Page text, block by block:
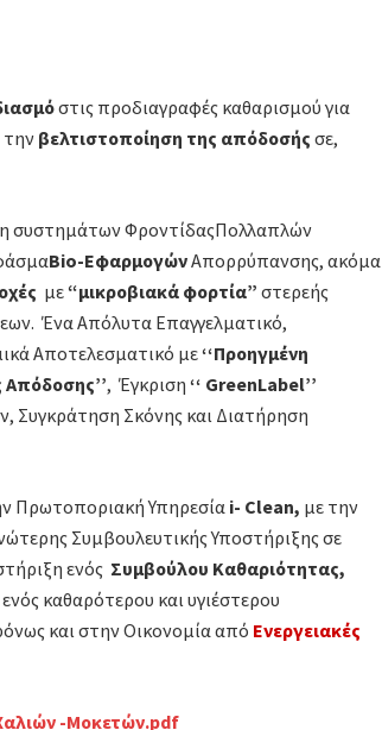
στις προδιαγραφές καθαρισμού για
την βελτιστοποίηση της απόδοσής σε,
συστημάτων ΦροντίδαςΠολλαπλών
Bio-ΕφαρμογώνΑπορρύπανσης, ακόμα
με “μικροβιακά φορτία” στερεής
Ένα Απόλυτα Επαγγελματικό,
Αποτελεσματικό με‘‘Προηγμένη
Απόδοσης’’, Έγκριση ‘‘ GreenLabel’’
Συγκράτηση Σκόνης και Διατήρηση
Πρωτοποριακή Υπηρεσία i- Clean, με την
Συμβουλευτικής Υποστήριξης σε
ενός Συμβούλου Καθαριότητας,
καθαρότερου και υγιέστερου
και στην Οικονομία από Ενεργειακές
-Μοκετών.pdf